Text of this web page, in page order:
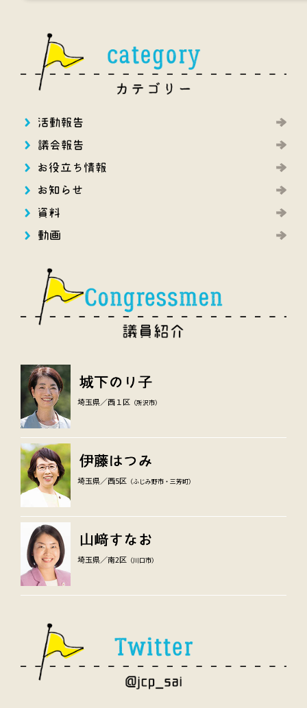
埼玉県／西１区 （所沢市）
埼玉県／西5区 （ふじみ野市・三芳町）
埼玉県／南2区 （川口市）